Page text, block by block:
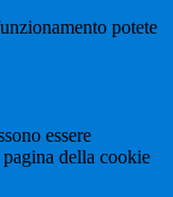
potete
essere
della cookie